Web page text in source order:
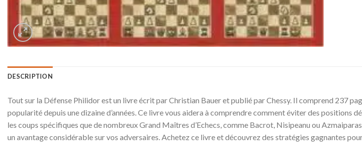
DESCRIPTION
Tout sur la Défense Philidor est un livre écrit par Christian Bauer et publié par Chessy. Il comprend 237
popularité depuis une dizaine d’années. Ce livre vous aidera à comprendre comment éviter des positions
les coups spécifiques que de nombreux Grand Maîtres d’Echecs, comme Bacrot, Nisipeanu ou
un avantage considérable sur vos adversaires. Achetez ce livre et découvrez des stratégies gagnantes